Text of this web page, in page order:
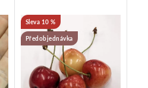
10 %
Předobjednávka